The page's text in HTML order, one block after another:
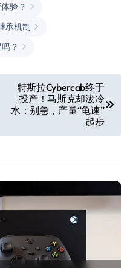
验？
承机制
？
特斯拉Cybercab终于
投产！马斯克却泼冷
水：别急，产量“龟速”
起步